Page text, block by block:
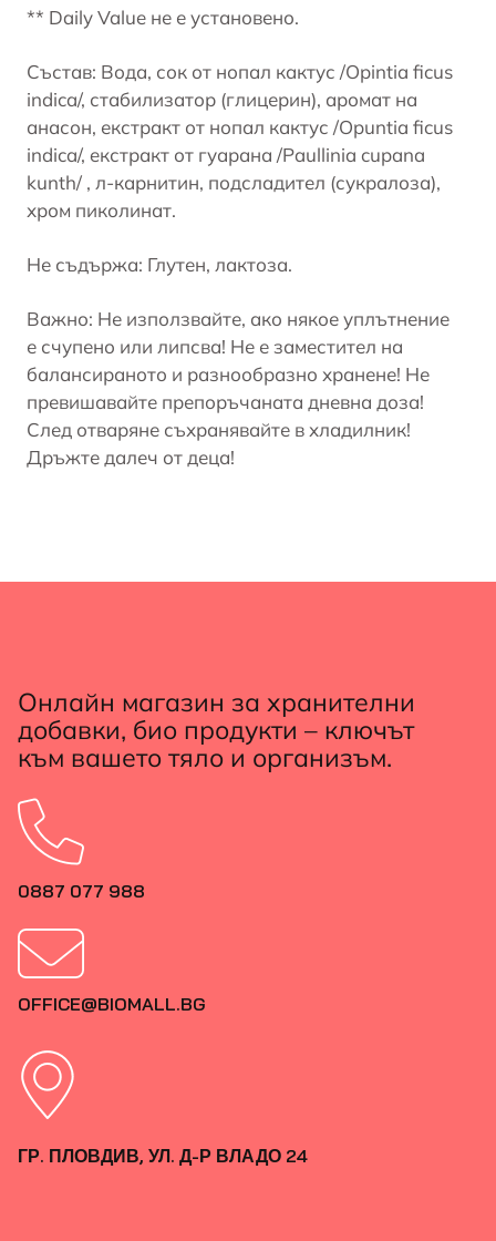
** Daily Value не е установено.
Състав: Вода, сок от нопал кактус /Opintia ficus
indica/, стабилизатор (глицерин), аромат на
анасон, екстракт от нопал кактус /Opuntia ficus
indica/, eкстракт от гуарана /Paullinia cupana
kunth/ , л-карнитин, подсладител (сукралоза),
хром пиколинат.
Не съдържа: Глутен, лактоза.
Важно: Не използвайте, ако някое уплътнение
е счупено или липсва! Не е заместител на
балансираното и разнообразно хранене! Не
превишавайте препоръчаната дневна доза!
След отваряне съхранявайте в хладилник!
Дръжте далеч от деца!
Онлайн магазин за хранителни
добавки, био продукти – ключът
към вашето тяло и организъм.
0887 077 988
OFFICE@BIOMALL.BG
ГР. ПЛОВДИВ, УЛ. Д-Р ВЛАДО 24